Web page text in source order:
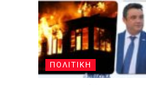
ΠΟΛΙΤΙΚΗ